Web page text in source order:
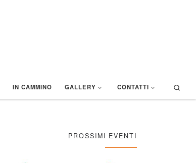
IN CAMMINO GALLERY CONTATTI
PROSSIMI EVENTI